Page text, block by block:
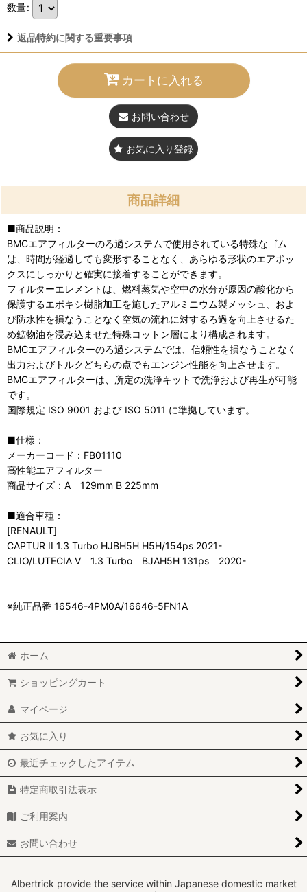
数量:
返品特約に関する重要事項
カートに入れる
お問い合わせ
お気に入り登録
商品詳細
■商品説明：
BMCエアフィルターのろ過システムで使用されている特殊なゴム
は、時間が経過しても変形することなく、あらゆる形状のエアボッ
クスにしっかりと確実に接着することができます。
フィルターエレメントは、燃料蒸気や空中の水分が原因の酸化から
保護するエポキシ樹脂加工を施したアルミニウム製メッシュ、およ
び防水性を損なうことなく空気の流れに対するろ過を向上させるた
め鉱物油を浸み込ませた特殊コットン層により構成されます。
BMCエアフィルターのろ過システムでは、信頼性を損なうことなく
出力およびトルクどちらの点でもエンジン性能を向上させます。
BMCエアフィルターは、所定の洗浄キットで洗浄および再生が可能
です。
国際規定 ISO 9001 および ISO 5011 に準拠しています。
■仕様：
メーカーコード：FB01110
高性能エアフィルター
商品サイズ：A 129mm B 225mm
■適合車種：
[RENAULT]
CAPTUR II 1.3 Turbo HJBH5H H5H/154ps 2021-
CLIO/LUTECIA V 1.3 Turbo BJAH5H 131ps 2020-
※純正品番 16546-4PM0A/16646-5FN1A
ホーム
ショッピングカート
マイページ
お気に入り
最近チェックしたアイテム
特定商取引法表示
ご利用案内
お問い合わせ
Albertrick provide the service within Japanese domestic market